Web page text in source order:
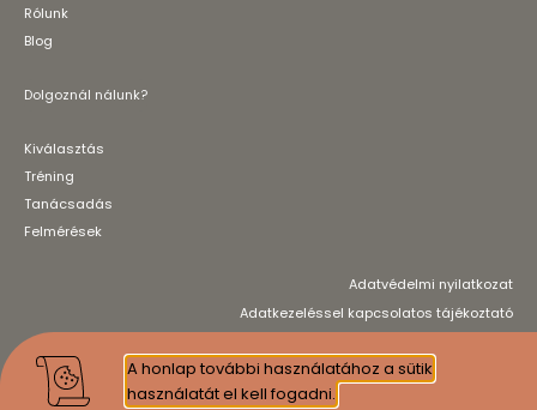
Rólunk
Blog
Dolgoznál nálunk?
Kiválasztás
Tréning
Tanácsadás
Felmérések
Adatvédelmi nyilatkozat
Adatkezeléssel kapcsolatos tájékoztató
*Érvényes akkreditációval rendelkező partnereink elérhetőségéért
kérjük, vegye fel velünk a kapcsolatot!
A honlap további használatához a sütik
használatát el kell fogadni.